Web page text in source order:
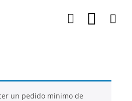
MOSTACILLA?
CURSOS
un pedido minimo de